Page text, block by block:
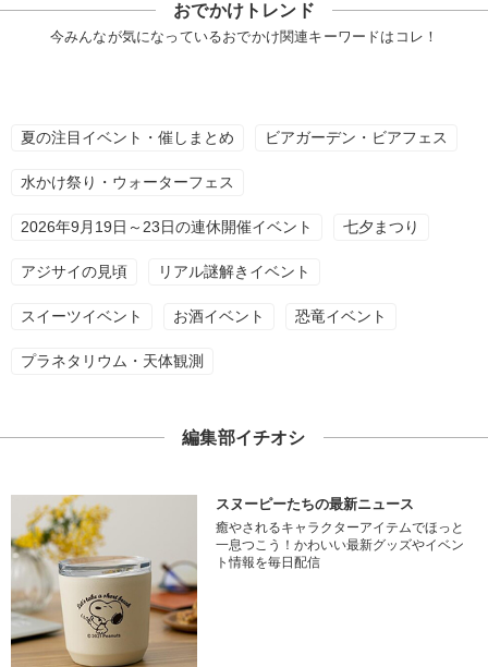
おでかけトレンド
今みんなが気になっているおでかけ関連キーワードはコレ！
夏の注目イベント・催しまとめ ビアガーデン・ビアフェス
水かけ祭り・ウォーターフェス
2026年9月19日～23日の連休開催イベント 七夕まつり
アジサイの見頃 リアル謎解きイベント
スイーツイベント お酒イベント 恐竜イベント
プラネタリウム・天体観測
編集部イチオシ
スヌーピーたちの最新ニュース
癒やされるキャラクターアイテムでほっと
一息つこう！かわいい最新グッズやイベン
ト情報を毎日配信